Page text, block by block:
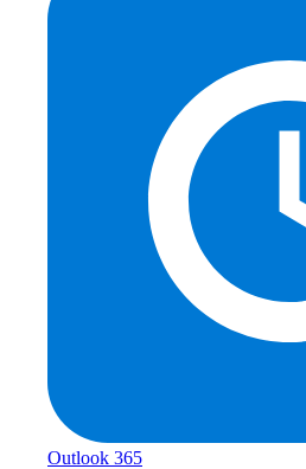
Outlook 365